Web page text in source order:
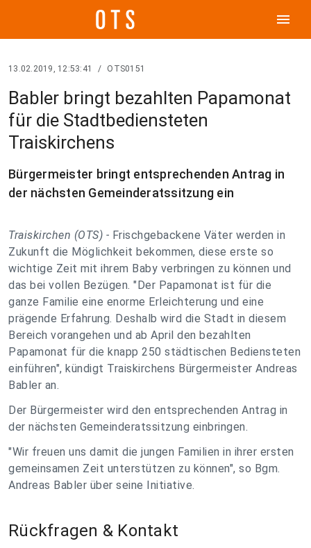
menu
13.02.2019, 12:53:41 / OTS0151
Babler bringt bezahlten Papamonat
für die Stadtbediensteten
Traiskirchens
Bürgermeister bringt entsprechenden Antrag in
der nächsten Gemeinderatssitzung ein
Traiskirchen (OTS) - Frischgebackene Väter werden in
Zukunft die Möglichkeit bekommen, diese erste so
wichtige Zeit mit ihrem Baby verbringen zu können und
das bei vollen Bezügen. "Der Papamonat ist für die
ganze Familie eine enorme Erleichterung und eine
prägende Erfahrung. Deshalb wird die Stadt in diesem
Bereich vorangehen und ab April den bezahlten
Papamonat für die knapp 250 städtischen Bediensteten
einführen", kündigt Traiskirchens Bürgermeister Andreas
Babler an.
Der Bürgermeister wird den entsprechenden Antrag in
der nächsten Gemeinderatssitzung einbringen.
"Wir freuen uns damit die jungen Familien in ihrer ersten
gemeinsamen Zeit unterstützen zu können", so Bgm.
Andreas Babler über seine Initiative.
Rückfragen & Kontakt